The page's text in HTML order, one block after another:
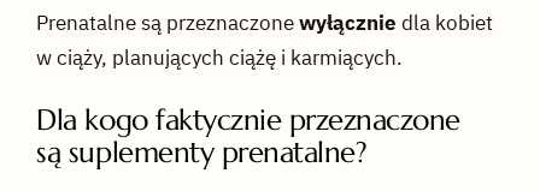
Prenatalne są przeznaczonewyłącznie dla kobiet
w ciąży, planujących ciążę i karmiących.
Dla kogo faktycznie przeznaczone
są suplementy prenatalne?